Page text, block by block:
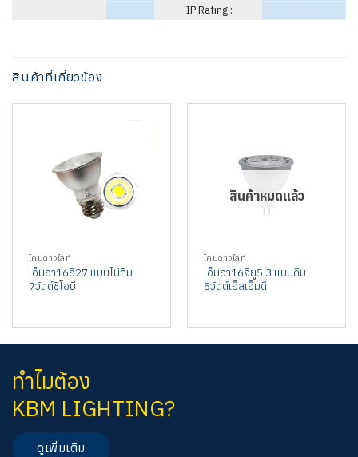
IP Rating :
–
สินค้าที่เกี่ยวข้อง
โคมดาวไลท์
เอ็มอา16อี27 แบบไม่ดิม
7วัตต์ชีโอบี
สินค้าหมดแล้ว
โคมดาวไลท์
เอ็มอา16จียู5.3 แบบดิม
5วัตต์เอ็สเอ็มดี
ทำไมต้อง
KBM LIGHTING?
ดูเพิ่มเติม